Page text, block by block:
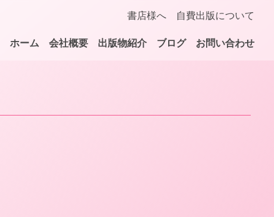
書店様へ 自費出版について
ホーム 会社概要 出版物紹介 ブログ お問い合わせ